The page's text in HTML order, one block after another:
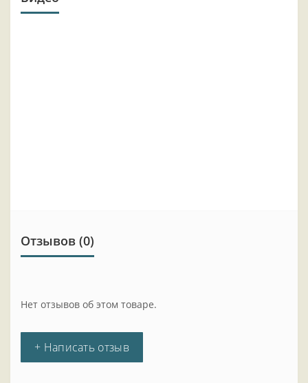
Отзывов (0)
Нет отзывов об этом товаре.
+ Написать отзыв